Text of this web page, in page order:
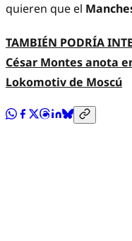
quieren que el
TAMBIÉN PODRÍA
César Montes anota
Lokomotiv de Moscú